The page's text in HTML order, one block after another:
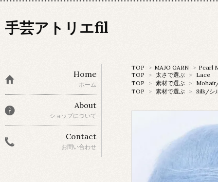
手芸アトリエfil
TOP > MAJO GARN > Pearl
TOP
> 太さで選ぶ > Lace
TOP
> 素材で選ぶ >
TOP
> 素材で選ぶ > Silk/シ
Home
ホーム
About
ショップについて
Contact
お問い合わせ